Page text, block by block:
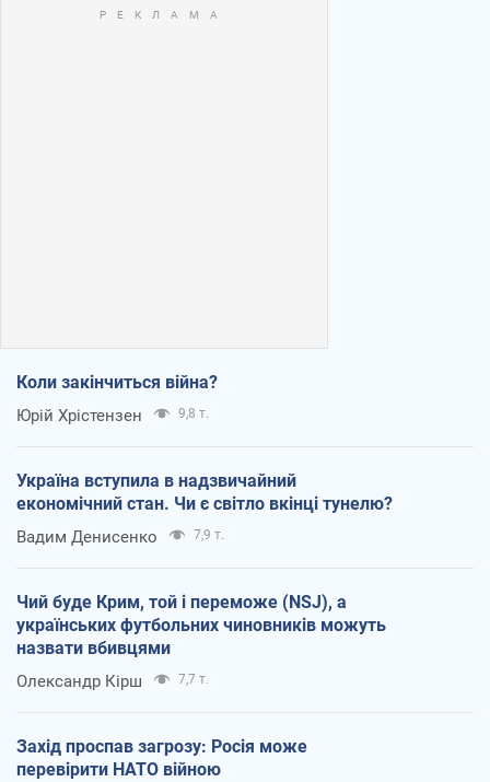
Коли закінчиться війна?
Юрій Хрістензен 9,8 т.
Україна вступила в надзвичайний
економічний стан. Чи є світло вкінці тунелю?
Вадим Денисенко 7,9 т.
Чий буде Крим, той і переможе (NSJ), а
українських футбольних чиновників можуть
назвати вбивцями
Олександр Кірш 7,7 т.
Захід проспав загрозу: Росія може
перевірити НАТО війною